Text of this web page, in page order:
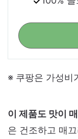
※ 쿠팡은 가성비
이 제품도 맛이
은 건조하고 매